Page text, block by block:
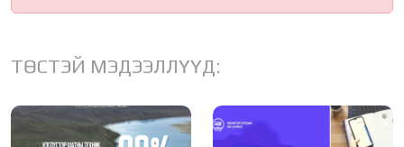
ТӨСТЭЙ МЭДЭЭЛЛҮҮД: